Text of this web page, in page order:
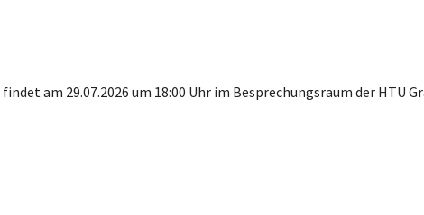
am 29.07.2026 um 18:00 Uhr im Besprechungsraum der HTU